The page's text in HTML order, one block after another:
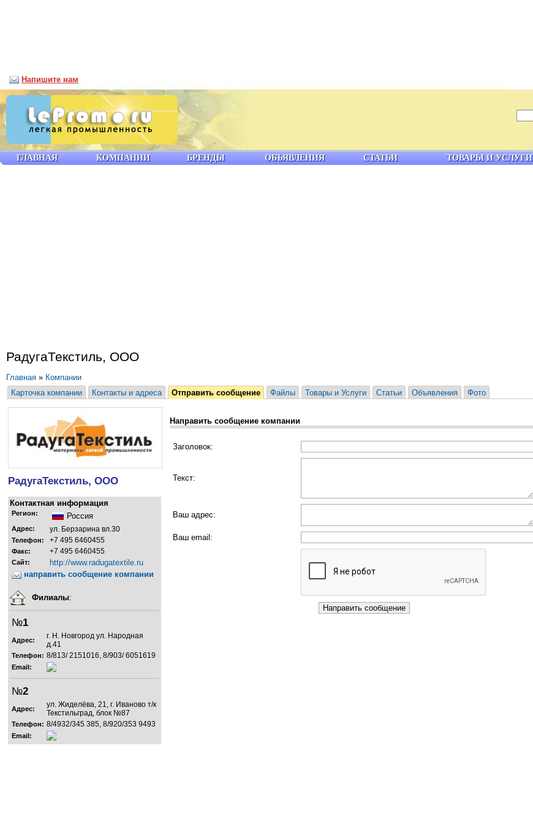
РадугаТекстиль, ООО
Главная » Компании
Карточка компании
Контакты и адреса Отправить сообщение Файлы Товары и Услуги Статьи Объявления Фото
РадугаТекстиль, ООО
Контактная информация
Регион: Россия
Адрес: ул. Берзарина вл.30
Телефон: +7 495 6460455
Факс: +7 495 6460455
Сайт:
http://www.radugatextile.ru
направить сообщение компании
Филиалы:
№1
Адрес:
г. Н. Новгород ул. Народная
д.41
Телефон: 8/813/ 2151016, 8/903/ 6051619
Email:
№2
Адрес:
ул. Жиделёва, 21, г. Иваново т/к
Текстильград, блок №87
Телефон: 8/4932/345 385, 8/920/353 9493
Email:
Направить сообщение компании
Заголовок:
Текст:
Ваш адрес:
Ваш email:
ГЛАВНАЯ КОМПАНИИ БРЕНДЫ ОБЪЯВЛЕНИЯ СТАТЬИ ТОВАРЫ И УСЛУГИ
Напишите нам